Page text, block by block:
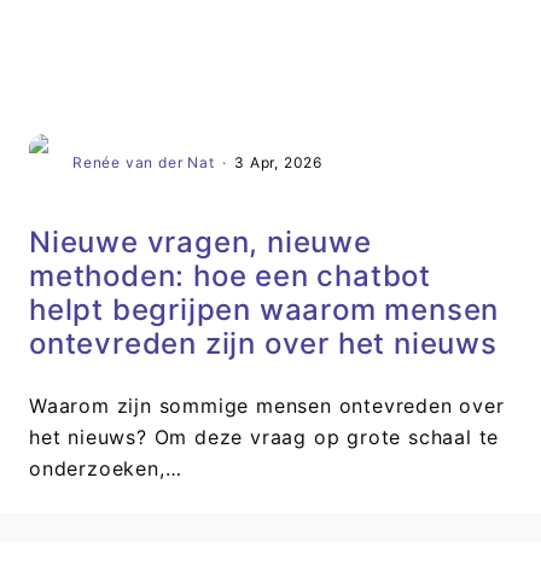
Renée van der Nat · 3 Apr, 2026
Nieuwe vragen, nieuwe
methoden: hoe een chatbot
helpt begrijpen waarom mensen
ontevreden zijn over het nieuws
Waarom zijn sommige mensen ontevreden over
het nieuws? Om deze vraag op grote schaal te
onderzoeken,…